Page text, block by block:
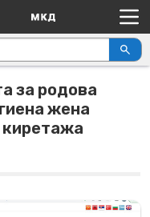
Navigation
за родова
жена
киретажа